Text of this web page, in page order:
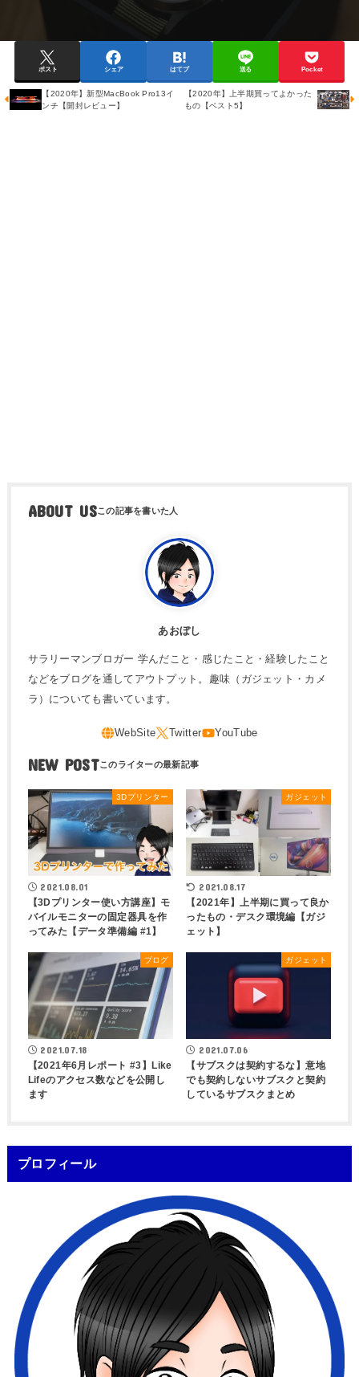
ポスト シェア はてブ 送る Pocket
【2020年】新型MacBook Pro13イ
ンチ【開封レビュー】
【2020年】上半期買ってよかった
もの【ベスト5】
ABOUT US
あおぼし
サラリーマンブロガー 学んだこと・感じたこと・経験したこと
などをブログを通してアウトプット。趣味（ガジェット・カメ
ラ）についても書いています。
NEW POST
3Dプリンター
2021.08.01
【3Dプリンター使い方講座】モ
バイルモニターの固定器具を作
ってみた【データ準備編 #1】
ガジェット
2021.08.17
【2021年】上半期に買って良か
ったもの・デスク環境編【ガジ
ェット】
ブログ
2021.07.18
【2021年6月レポート #3】Like
Lifeのアクセス数などを公開し
ます
ガジェット
2021.07.06
【サブスクは契約するな】意地
でも契約しないサブスクと契約
しているサブスクまとめ
プロフィール